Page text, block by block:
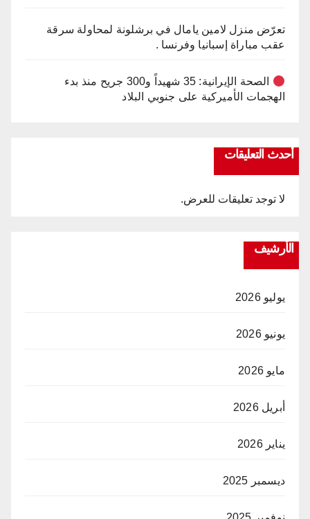
تعرّض منزل لامين يامال في برشلونة لمحاولة سرقة
عقب مباراة إسبانيا وفرنسا .
الصحة الإيرانية: 35 شهيداً و300 جريح منذ بدء
الهجمات الأميركية على جنوبي البلاد
أحدث التعليقات
لا توجد تعليقات للعرض.
الأرشيف
يوليو 2026
يونيو 2026
مايو 2026
أبريل 2026
يناير 2026
ديسمبر 2025